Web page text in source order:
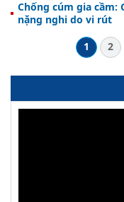
Chống cúm gia cầm:
nặng nghi do vi rút
1
2